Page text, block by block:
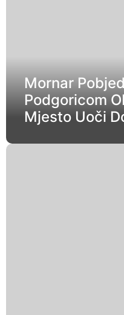
Mornar
Podgoricom
Mjesto Uoči